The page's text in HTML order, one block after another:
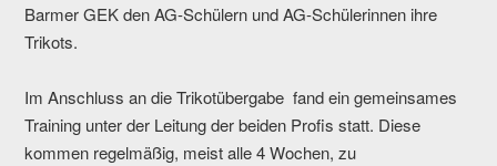
Barmer GEK den AG-Schülern und AG-Schülerinnen ihre
Trikots.
Im Anschluss an die Trikotübergabe fand ein gemeinsames
Training unter der Leitung der beiden Profis statt. Diese
kommen regelmäßig, meist alle 4 Wochen, zu